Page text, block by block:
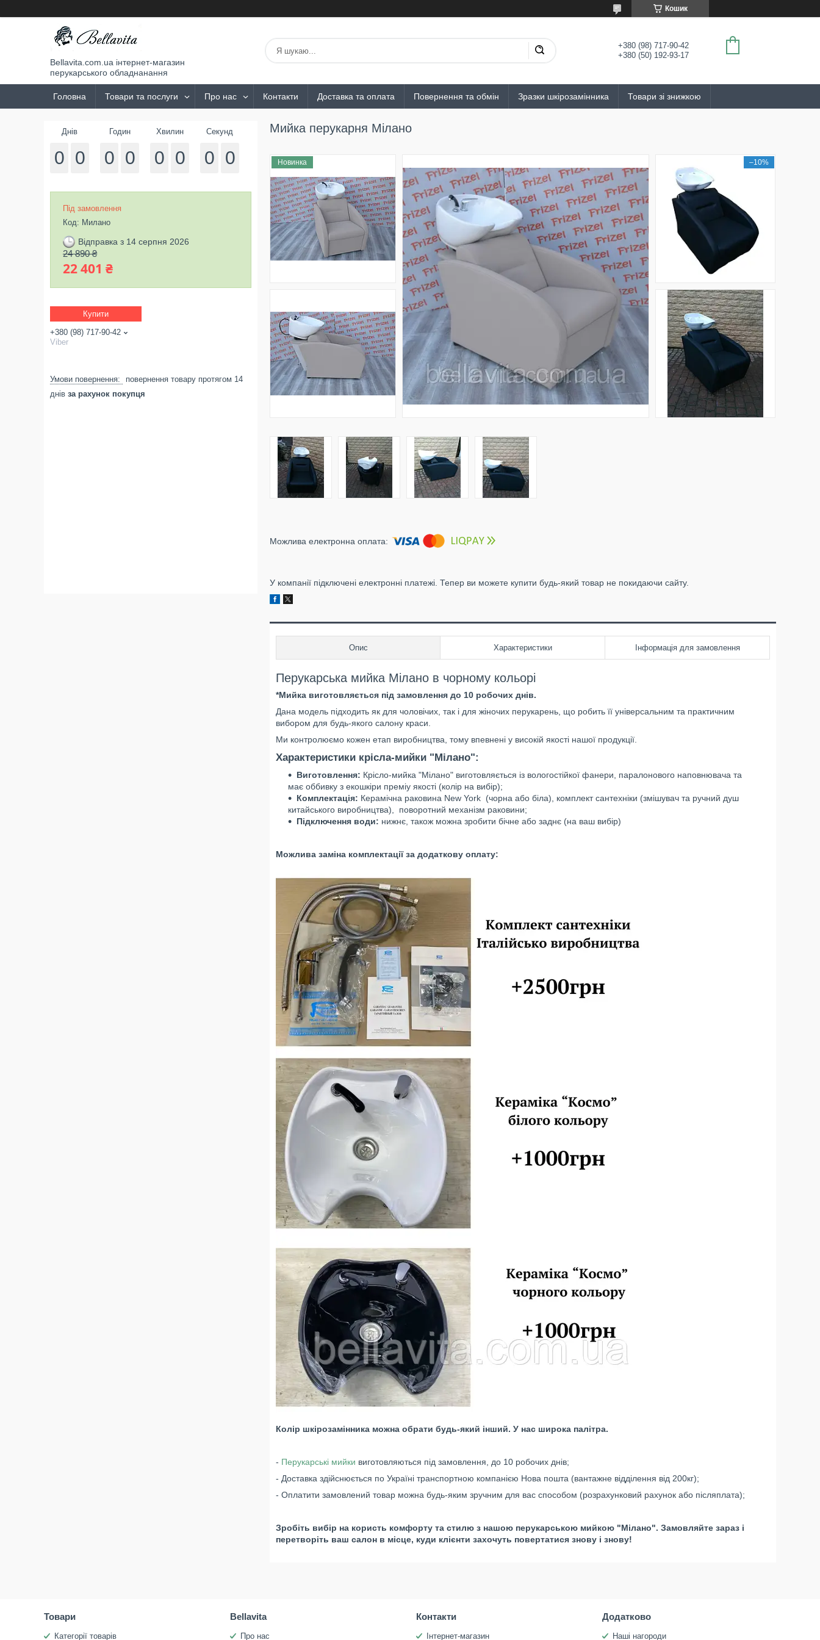
Кошик
Bellavita.com.ua інтернет-магазин
перукарського обладнанання
+380 (98) 717-90-42
+380 (50) 192-93-17
Головна Товари та послуги Про нас Контакти Доставка та оплата Повернення та обмін Зразки шкірозамінника Товари зі знижкою
Мийка перукарня Мілано
Новинка –10%
У компанії підключені електронні платежі. Тепер ви можете купити будь-який товар не покидаючи сайту.
Опис Характеристики Інформація для замовлення
Перукарська мийка Мілано в чорному кольорі
*Мийка виготовляється під замовлення до 10 робочих днів.
Дана модель підходить як для чоловічих, так і для жіночих перукарень, що робить її універсальним та практичним
вибором для будь-якого салону краси.
Ми контролюємо кожен етап виробництва, тому впевнені у високій якості нашої продукції.
Характеристики крісла-мийки "Мілано":
Виготовлення: Крісло-мийка "Мілано" виготовляється із вологостійкої фанери, паралонового наповнювача та
має оббивку з екошкіри преміу якості (колір на вибір);
Комплектація: Керамічна раковина New York (чорна або біла), комплект сантехніки (змішувач та ручний душ
китайського виробництва), поворотний механізм раковини;
Підключення води: нижнє, також можна зробити бічне або заднє (на ваш вибір)
Можлива заміна комплектації за додаткову оплату:
Колір шкірозамінника можна обрати будь-який інший. У нас широка палітра.
- Перукарські мийки виготовляються під замовлення, до 10 робочих днів;
- Доставка здійснюється по Україні транспортною компанією Нова пошта (вантажне відділення від 200кг);
- Оплатити замовлений товар можна будь-яким зручним для вас способом (розрахунковий рахунок або післяплата);
Зробіть вибір на користь комфорту та стилю з нашою перукарською мийкою "Мілано". Замовляйте зараз і
перетворіть ваш салон в місце, куди клієнти захочуть повертатися знову і знову!
Днів
0 0
Годин
0 0
Хвилин
0 0
Секунд
0 0
Під замовлення
Код: Милано
Відправка з 14 серпня 2026
24 890 ₴
22 401 ₴
Купити
+380 (98) 717-90-42
Viber
повернення товару протягом 14
днів за рахунок покупця
Товари
Категорії товарів
Bellavita
Про нас
Контакти
Інтернет-магазин
Додатково
Наші нагороди